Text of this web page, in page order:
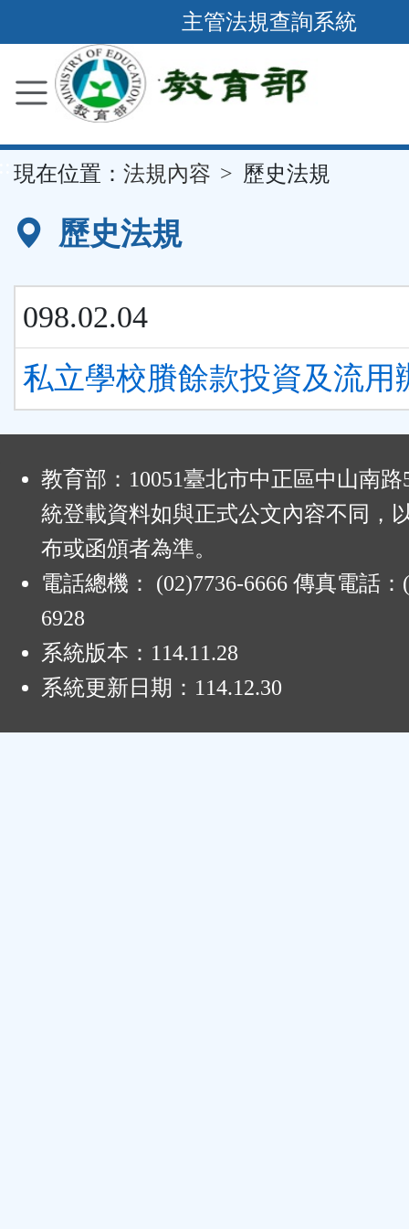
到
要
容
區
主管法規查詢系統
現在位置： 法規內容 歷史法規
歷史法規
098.02.04
私立學校賸餘款投資及流用
教育部：10051臺北市中正區中山南
統登載資料如與正式公文內容不同，
布或函頒者為準。
電話總機： (02)7736-6666 傳真電話：
6928
系統版本： 114.11.28
系統更新日期： 114.12.30